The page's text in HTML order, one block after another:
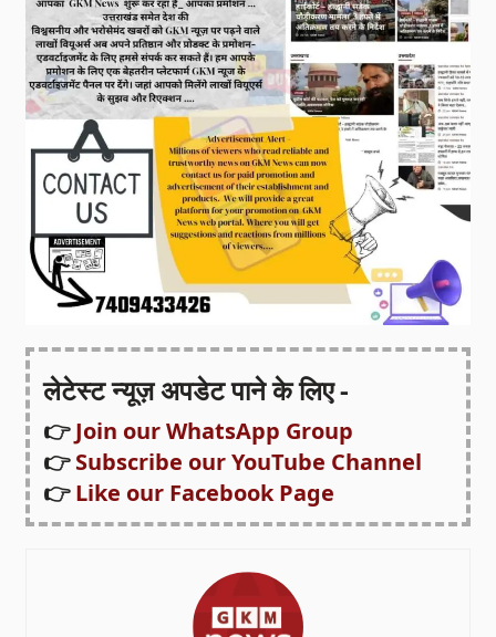
लेटेस्ट न्यूज़ अपडेट पाने के लिए -
👉Join our WhatsApp Group
👉Subscribe our YouTube Channel
👉Like our Facebook Page